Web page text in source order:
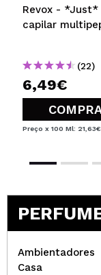
Revox - *Just*
capilar
(22)
6,49€
Preço x 100 Ml: 21,63€
Ambientadores
Casa